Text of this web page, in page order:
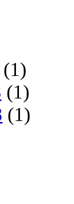
(1)
(1)
(1)